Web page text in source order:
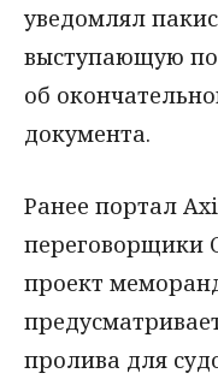
уведомлял
выступающую
об
документа.
Ранее портал
переговорщики
проект
пролива для